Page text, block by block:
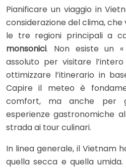
Pianificare un viaggio in
considerazione del clima,
le tre regioni principali a
monsonici. Non esiste un
assoluto per visitare
ottimizzare l’itinerario in
Capire il meteo è
comfort, ma anche per
esperienze gastronomiche
strada ai tour culinari.
In linea generale, il Vietnam
quella secca e quella